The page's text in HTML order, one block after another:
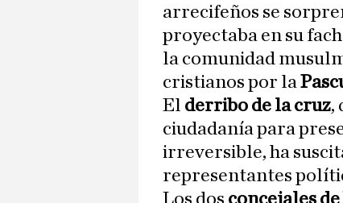
arrecifeños se
proyectaba en su
la comunidad
cristianos por la
El derribo de la cruz,
ciudadanía para
irreversible, ha
representantes